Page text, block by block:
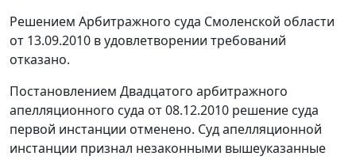
Решением Арбитражного суда Смоленской области
от 13.09.2010 в удовлетворении требований
отказано.
Постановлением Двадцатого арбитражного
апелляционного суда от 08.12.2010 решение суда
первой инстанции отменено. Суд апелляционной
инстанции признал незаконными вышеуказанные